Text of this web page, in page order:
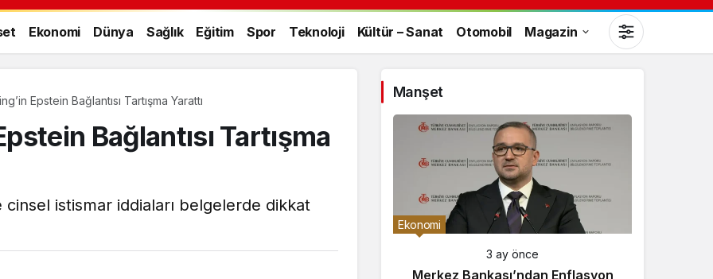
Ekonomi Dünya Sağlık Eğitim Spor Teknoloji Kültür – Sanat Otomobil Magazin
Gündüz Modu
Gündüz modunu seçin.
Gece Modu
Gece modunu seçin.
Epstein Bağlantısı Tartışma Yarattı
Bağlantısı Tartışma
istismar iddiaları belgelerde dikkat
Manşet
Tartışması
3 ay önce
Ekonomi
3 ay önce
Merkez Bankası’ndan Enflasyon